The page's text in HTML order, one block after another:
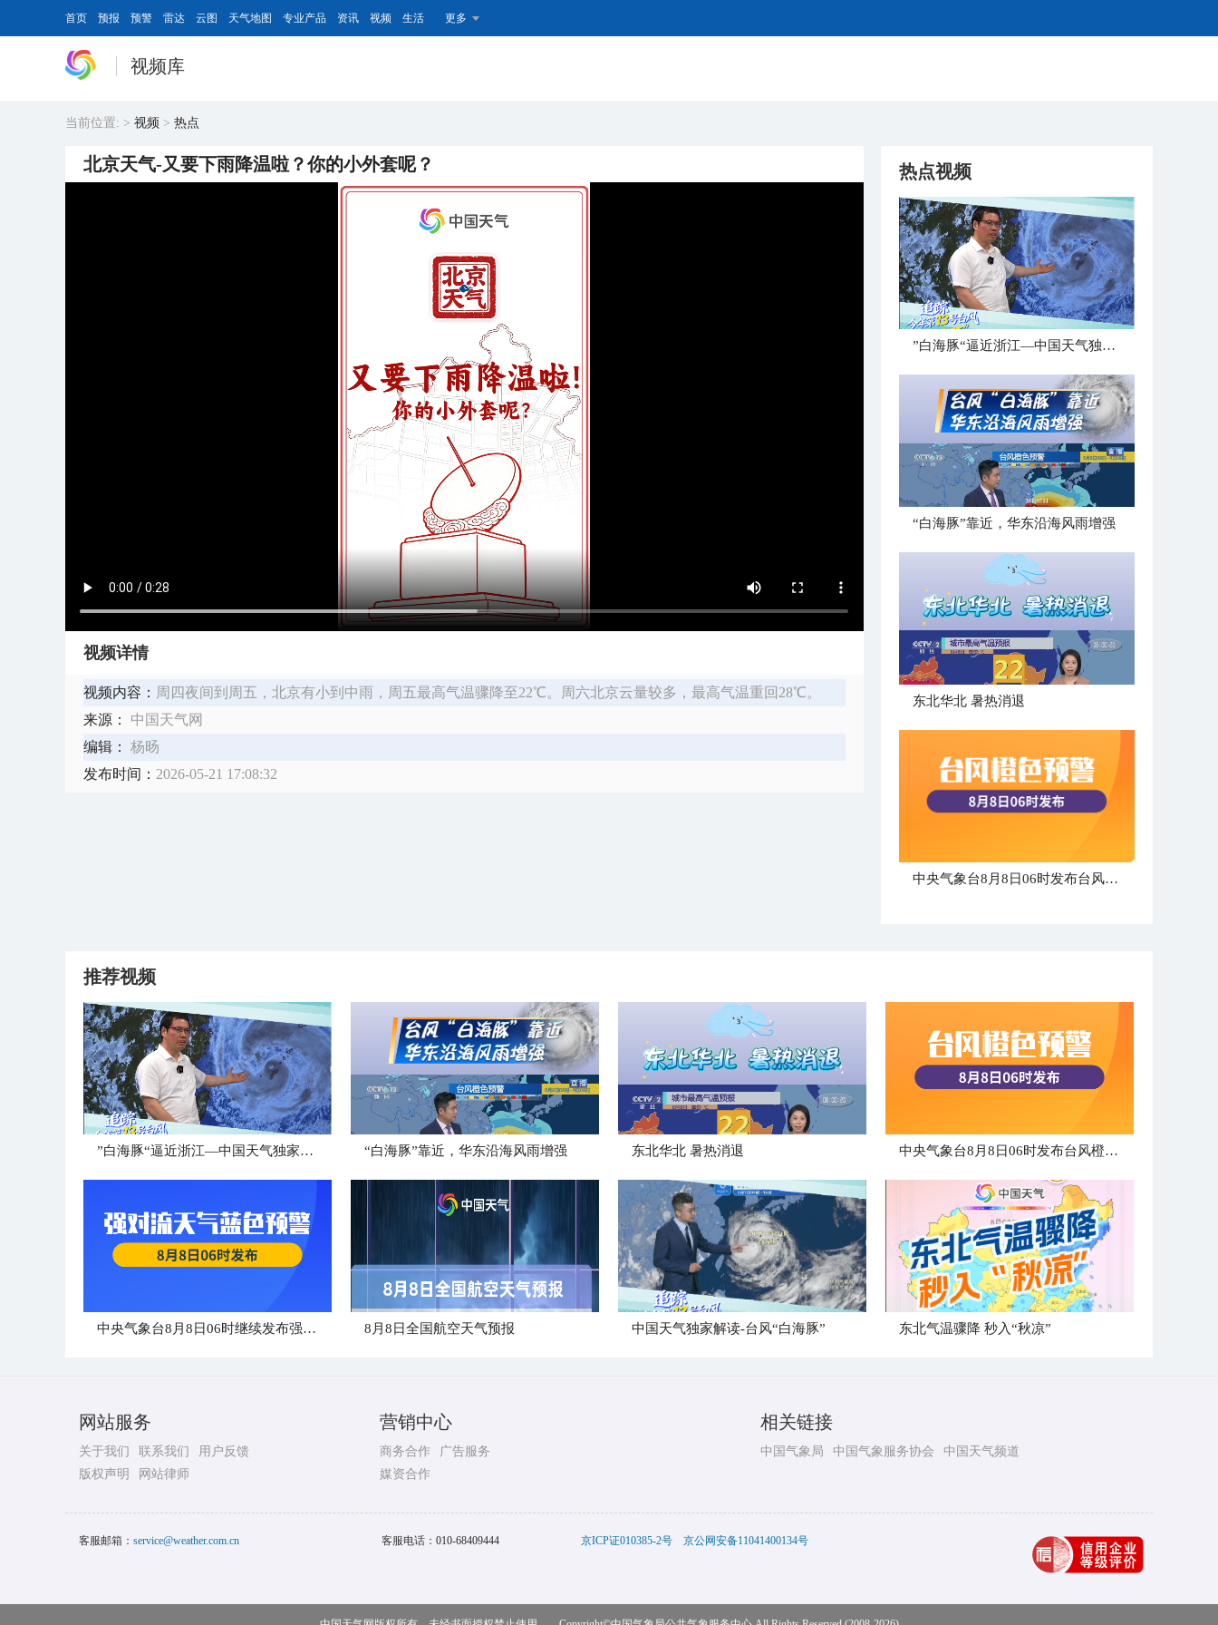
首页 预报 预警 雷达 云图 天气地图 专业产品 资讯 视频 生活 更多
视频库
当前位置: > 视频 > 热点
北京天气-又要下雨降温啦？你的小外套呢？
视频详情
视频内容： 周四夜间到周五，北京有小到中雨，周五最高气温骤降至22℃。周六北京云量较多，最高气温重回28℃。
来源：
中国天气网
编辑：
杨旸
发布时间： 2026-05-21 17:08:32
热点视频
”白海豚“逼近浙江—中国天气独家解读
“白海豚”靠近，华东沿海风雨增强
​东北华北 暑热消退
中央气象台8月8日06时发布台风橙色预警
推荐视频
”白海豚“逼近浙江—中国天气独家解读 “白海豚”靠近，华东沿海风雨增强 ​东北华北 暑热消退 中央气象台8月8日06时发布台风橙色预警
中央气象台8月8日06时继续发布强对流天气蓝色预警 8月8日全国航空天气预报 中国天气独家解读-台风“白海豚” 东北气温骤降 秒入“秋凉”
网站服务
关于我们 联系我们
用户反馈
版权声明
网站律师
营销中心
商务合作
广告服务
媒资合作
相关链接
中国气象局 中国气象服务协会 中国天气频道
客服邮箱： service@weather.com.cn 客服电话： 010-68409444 京ICP证010385-2号 京公网安备11041400134号